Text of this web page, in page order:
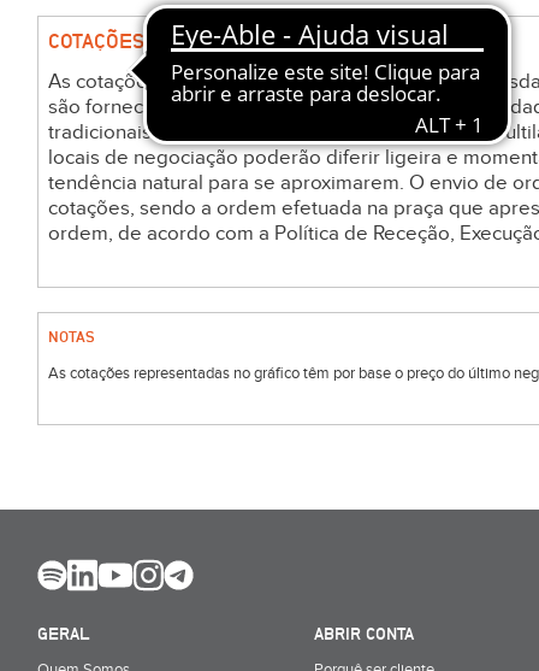
COTAÇÕES E VARIAÇÕES DE ATIVOS
As cotações e valorizações de ativos nas bolsas
são fornecidas pelo Nasdaq através do serviço
tradicionais como o NYSE ou Nasdaq, nos vários
locais de negociação poderão diferir ligeira e
tendência natural para se aproximarem. O envio de
cotações, sendo a ordem efetuada na praça que
ordem, de acordo com a Política de Receção,
NOTAS
As cotações representadas no gráfico têm por base o preço do último
GERAL
ABRIR CONTA